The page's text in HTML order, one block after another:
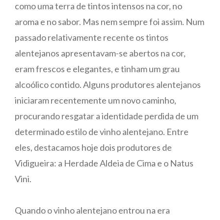
como uma terra de tintos intensos na cor, no
aroma e no sabor. Mas nem sempre foi assim. Num
passado relativamente recente os tintos
alentejanos apresentavam-se abertos na cor,
eram frescos e elegantes, e tinham um grau
alcoólico contido. Alguns produtores alentejanos
iniciaram recentemente um novo caminho,
procurando resgatar a identidade perdida de um
determinado estilo de vinho alentejano. Entre
eles, destacamos hoje dois produtores de
Vidigueira: a Herdade Aldeia de Cima e o Natus
Vini.
Quando o vinho alentejano entrou na era